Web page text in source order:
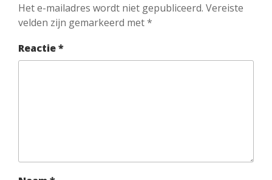
Het e-mailadres wordt niet gepubliceerd. Vereiste
velden zijn gemarkeerd met*
Reactie*